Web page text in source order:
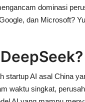
dominasi
dan Microsoft?
startup AI asal China
waktu singkat,